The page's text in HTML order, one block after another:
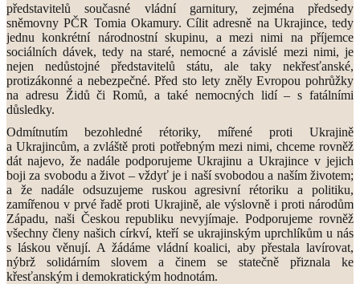
představitelů současné vládní garnitury, zejména předsedy
sněmovny PČR Tomia Okamury. Cílit adresně na Ukrajince, tedy
jednu konkrétní národnostní skupinu, a mezi nimi na příjemce
sociálních dávek, tedy na staré, nemocné a závislé mezi nimi, je
nejen nedůstojné představitelů státu, ale taky nekřesťanské,
protizákonné a nebezpečné. Před sto lety zněly Evropou pohrůžky
na adresu Židů či Romů, a také nemocných lidí – s fatálními
důsledky.
Odmítnutím bezohledné rétoriky, mířené proti Ukrajině
a Ukrajincům, a zvláště proti potřebným mezi nimi, chceme rovněž
dát najevo, že nadále podporujeme Ukrajinu a Ukrajince v jejich
boji za svobodu a život – vždyť je i naší svobodou a naším životem;
a že nadále odsuzujeme ruskou agresivní rétoriku a politiku,
zamířenou v prvé řadě proti Ukrajině, ale výslovně i proti národům
Západu, naši Českou republiku nevyjímaje. Podporujeme rovněž
všechny členy našich církví, kteří se ukrajinským uprchlíkům u nás
s láskou věnují. A žádáme vládní koalici, aby přestala lavírovat,
nýbrž solidárním slovem a činem se statečně přiznala ke
křesťanským i demokratickým hodnotám.